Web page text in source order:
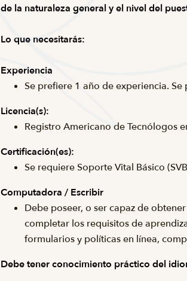
de la naturaleza general y el nivel del
Lo que necesitarás:
Experiencia
Se prefiere 1 año de experiencia.
Licencia(s):
Registro Americano de Tecnólogos
Certificación(es):
Se requiere Soporte Vital Básico
Computadora / Escribir
Debe poseer, o ser capaz de
completar los requisitos de
formularios y políticas en línea,
Debe tener conocimiento práctico del